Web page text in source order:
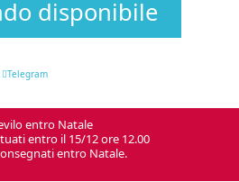
disponibile
Telegram
entro Natale
entro il 15/12 ore 12.00
entro Natale.